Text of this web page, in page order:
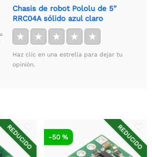
Chasis de robot Pololu de 5"
RRC04A sólido azul claro
★ ★ ★ ★ ★
Haz clic en una estrella para dejar tu
opinión.
REDUCIDO REDUCIDO
-50 %